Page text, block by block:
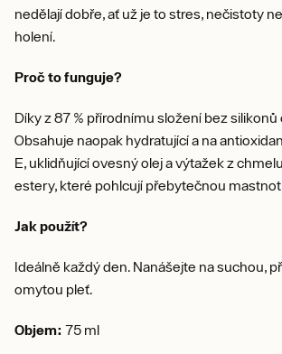
nedělají dobře, ať už je to stres, nečistoty
holení.
Proč to funguje?
Díky z 87 % přírodnímu složení bez silikonů
Obsahuje naopak hydratující a na
E, uklidňující ovesný olej a výtažek z
estery, které pohlcují přebytečnou
Jak použít?
Ideálně každý den. Nanášejte na suchou,
omytou pleť.
Objem: 75 ml